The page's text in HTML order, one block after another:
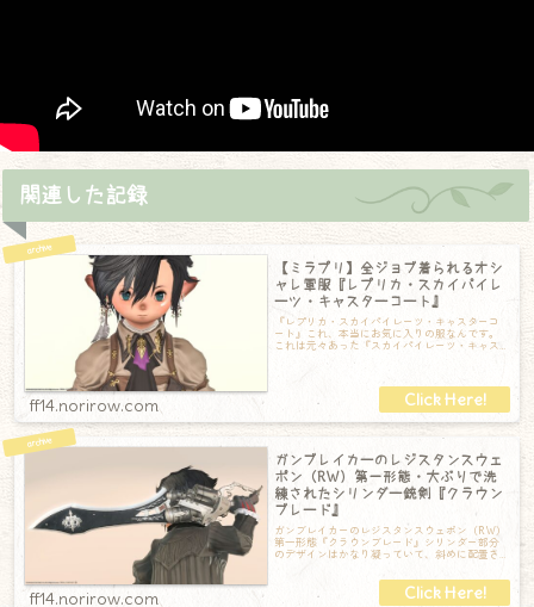
関連した記録
【ミラプリ】全ジョブ着られるオシ
ャレ軍服『レプリカ・スカイパイレ
ーツ・キャスターコート』
『レプリカ・スカイパイレーツ・キャスターコ
ート』これ、本当にお気に入りの服なんです。
これは元々あった『スカイパイレーツ・キャス
ff14.norirow.com
ガンブレイカーのレジスタンスウェ
ポン（RW）第一形態・大ぶりで洗
練されたシリンダー銃剣『クラウン
ブレード』
ガンブレイカーのレジスタンスウェポン（RW）
第一形態『クラウンブレード』シリンダー部分
のデザインはかなり凝っていて、斜めに配置さ
ff14.norirow.com